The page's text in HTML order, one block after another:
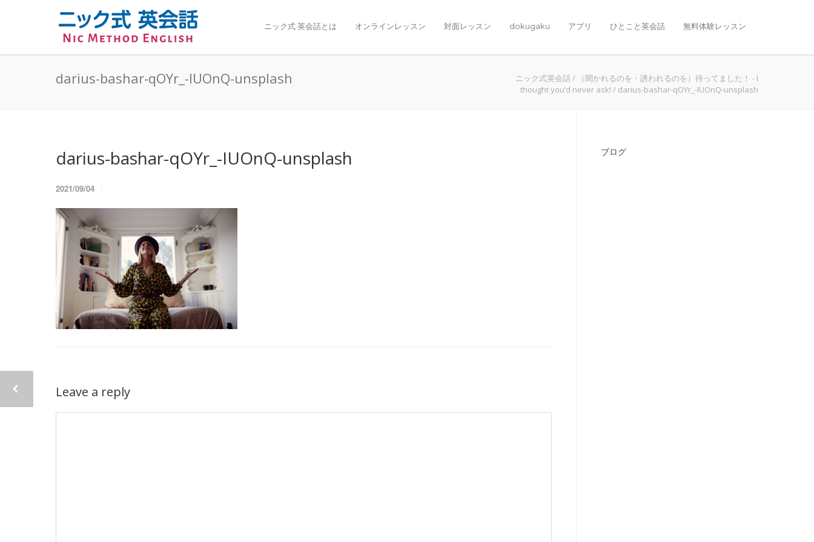
ニック式 英会話とは オンラインレッスン 対面レッスン dokugaku アプリ ひとこと英会話 無料体験レッスン
darius-bashar-qOYr_-IUOnQ-unsplash ニック式英会話 /
（聞かれるのを・誘われるのを）待ってました！ - I
thought you’d never ask! / darius-bashar-qOYr_-IUOnQ-unsplash
darius-bashar-qOYr_-IUOnQ-unsplash
2021/09/04
Leave a reply
ブログ